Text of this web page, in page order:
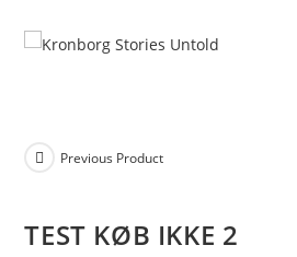
Previous Product
TEST KØB IKKE 2